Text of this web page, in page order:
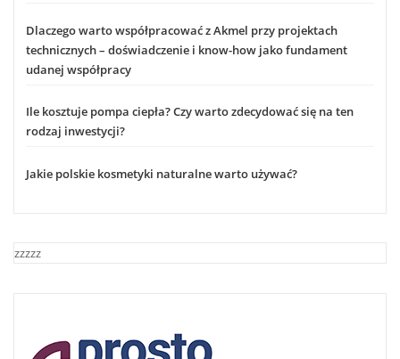
Dlaczego warto współpracować z Akmel przy projektach
technicznych – doświadczenie i know-how jako fundament
udanej współpracy
Ile kosztuje pompa ciepła? Czy warto zdecydować się na ten
rodzaj inwestycji?
Jakie polskie kosmetyki naturalne warto używać?
zzzzz